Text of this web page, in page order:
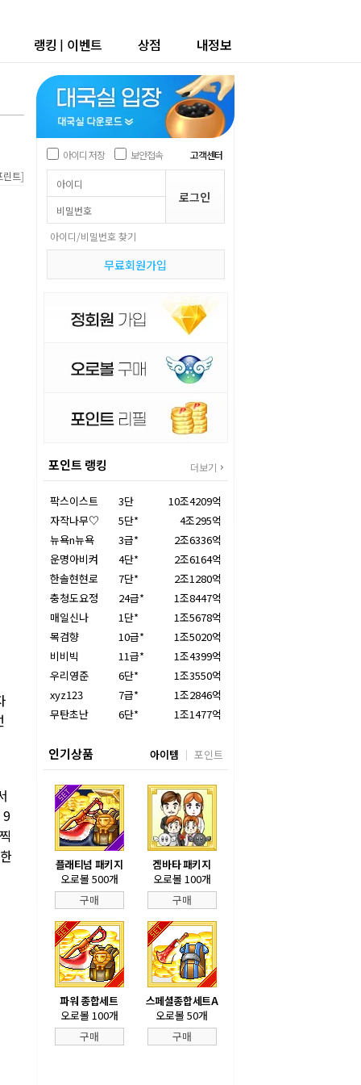
랭킹 | 이벤트 상점 내정보
린트]
9
아이디 저장 보안접속 고객센터
아이디/비밀번호 찾기
무료회원가입
포인트 랭킹 더보기
팍스이스트 3단
10조4209억
자작나무♡
5단*
4조295억
뉴욕n뉴욕
3급*
2조6336억
운명아비켜
4단*
2조6164억
한솔현현로
7단*
2조1280억
충청도요정
24급*
1조8447억
매일신나
1단*
1조5678억
목검향
10급*
1조5020억
비비빅
11급*
1조4399억
우리영준
6단*
1조3550억
xyz123
7급*
1조2846억
무탄초난
6단* 1조1477억
인기상품 아이템 포인트
플래티넘 패키지
오로볼 500개
구매
겜바타 패키지
오로볼 100개
구매
파워 종합세트
오로볼 100개
구매
스페셜종합세트A
오로볼 50개
구매